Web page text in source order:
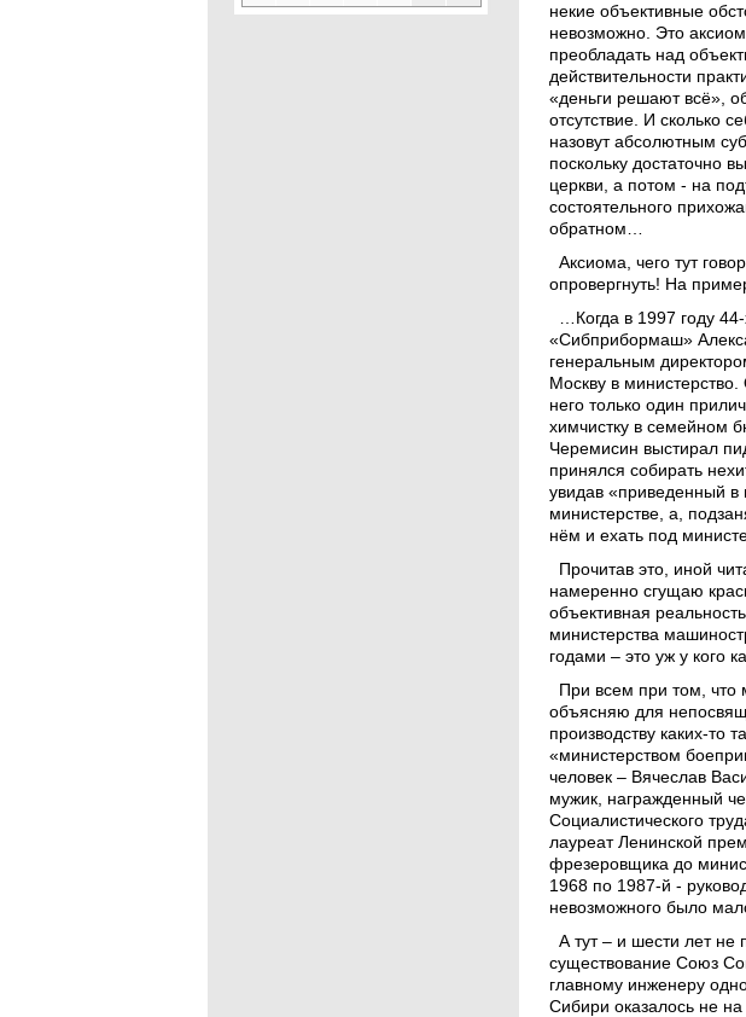
некие объективные
невозможно. Это
преобладать над
действительности
«деньги решают всё»,
отсутствие. И сколько
назовут абсолютным
поскольку достаточно
церкви, а потом - на
состоятельного
обратном…
Аксиома, чего тут
опровергнуть! На
…Когда в 1997 году
«Сибприбормаш»
генеральным
Москву в
него только один
химчистку в семейном
Черемисин выстирал
принялся собирать
увидав «приведенный в
министерстве, а,
нём и ехать под
Прочитав это, иной
намеренно сгущаю
объективная
министерства
годами – это уж у кого
При всем при том,
объясняю для
производству каких-
«министерством
человек – Вячеслав
мужик, награжденный
Социалистического
лауреат Ленинской
фрезеровщика до
1968 по 1987-й -
невозможного было
А тут – и шести лет не
существование Союз
главному инженеру
Сибири оказалось не